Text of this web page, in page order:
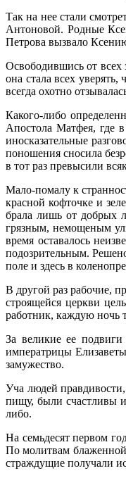
Так на нее стали
Антоновой. Родные
Петрова вызвало
Освободившись от всех
она стала всех
всегда охотно
Какого-либо
Апостола Матфея, где
иносказательные
поношения сносила
в тот раз превысили
Мало-помалу к
красной кофточке и
брала лишь от добрых
грязным, немощеным
время оставалось
подозрительным.
поле и здесь в
В другой раз рабочие,
строящейся церкви
работник, каждую ночь
За великие ее
императрицы
замужество.
Уча людей
пищу, были счастливы и
либо.
На семьдесят первом
По молитвам
страждущие получали